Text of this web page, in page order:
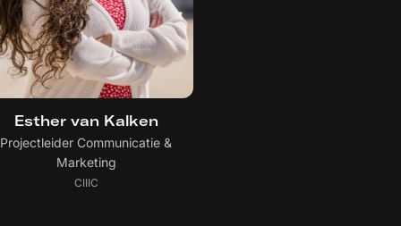
Esther van Kalken
Projectleider Communicatie &
Marketing
CIIIC